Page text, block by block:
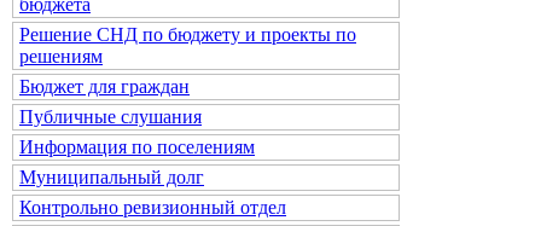
бюджета
Решение СНД по бюджету и проекты по
решениям
Бюджет для граждан
Публичные слушания
Информация по поселениям
Муниципальный долг
Контрольно ревизионный отдел